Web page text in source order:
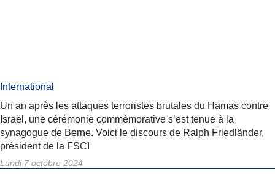
International
Un an après les attaques terroristes brutales du Hamas contre
Israël, une cérémonie commémorative s’est tenue à la
synagogue de Berne. Voici le discours de Ralph Friedländer,
président de la FSCI
Lundi 7 octobre 2024